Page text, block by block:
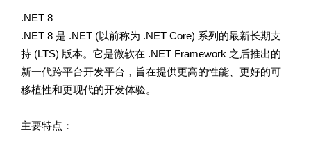
.NET 8
.NET 8 是 .NET (以前称为 .NET Core) 系列的最新长期支
持 (LTS) 版本。它是微软在 .NET Framework 之后推出的
新一代跨平台开发平台，旨在提供更高的性能、更好的可
移植性和更现代的开发体验。
主要特点：